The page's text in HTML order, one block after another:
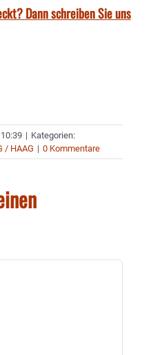
Dann schreiben Sie uns
| Kategorien:
/ HAAG | 0 Kommentare